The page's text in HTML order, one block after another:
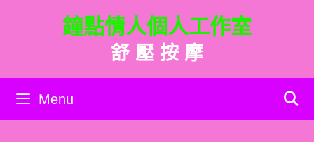
內
鐘點情人個人工作室
舒 壓 按 摩
Menu